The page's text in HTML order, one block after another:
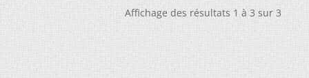
Affichage des résultats 1 à 3 sur 3